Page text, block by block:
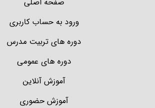
ورود به حساب کاربری
دوره های تربیت مدرس
دوره های عمومی
آموزش آنلاین
آموزش حضوری